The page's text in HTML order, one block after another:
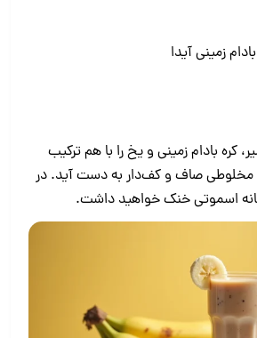
کره بادام زمینی و یخ را با هم ترکیب
مخلوطی صاف و کف‌دار به دست آید. در